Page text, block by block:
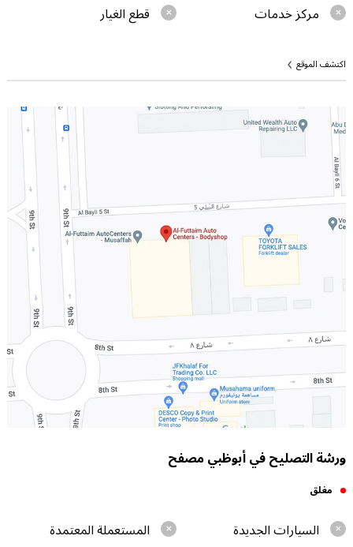
مركز خدمات
قطع الغيار
اكتشف الموقع
ورشة التصليح في أبوظبي مصفح
مغلق
السيارات الجديدة
المستعملة المعتمدة